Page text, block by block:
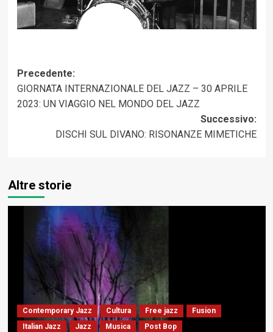
Navigazione
articolo
Precedente:
GIORNATA INTERNAZIONALE DEL JAZZ – 30 APRILE
2023: UN VIAGGIO NEL MONDO DEL JAZZ
Successivo:
DISCHI SUL DIVANO: RISONANZE MIMETICHE
Altre storie
Contemporary Jazz Cultura Free jazz
Fusion
Italian Jazz
Jazz Musica
Post Bop